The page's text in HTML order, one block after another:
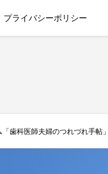
プライバシーポリシー
歯科医師夫婦のつれづれ手帖